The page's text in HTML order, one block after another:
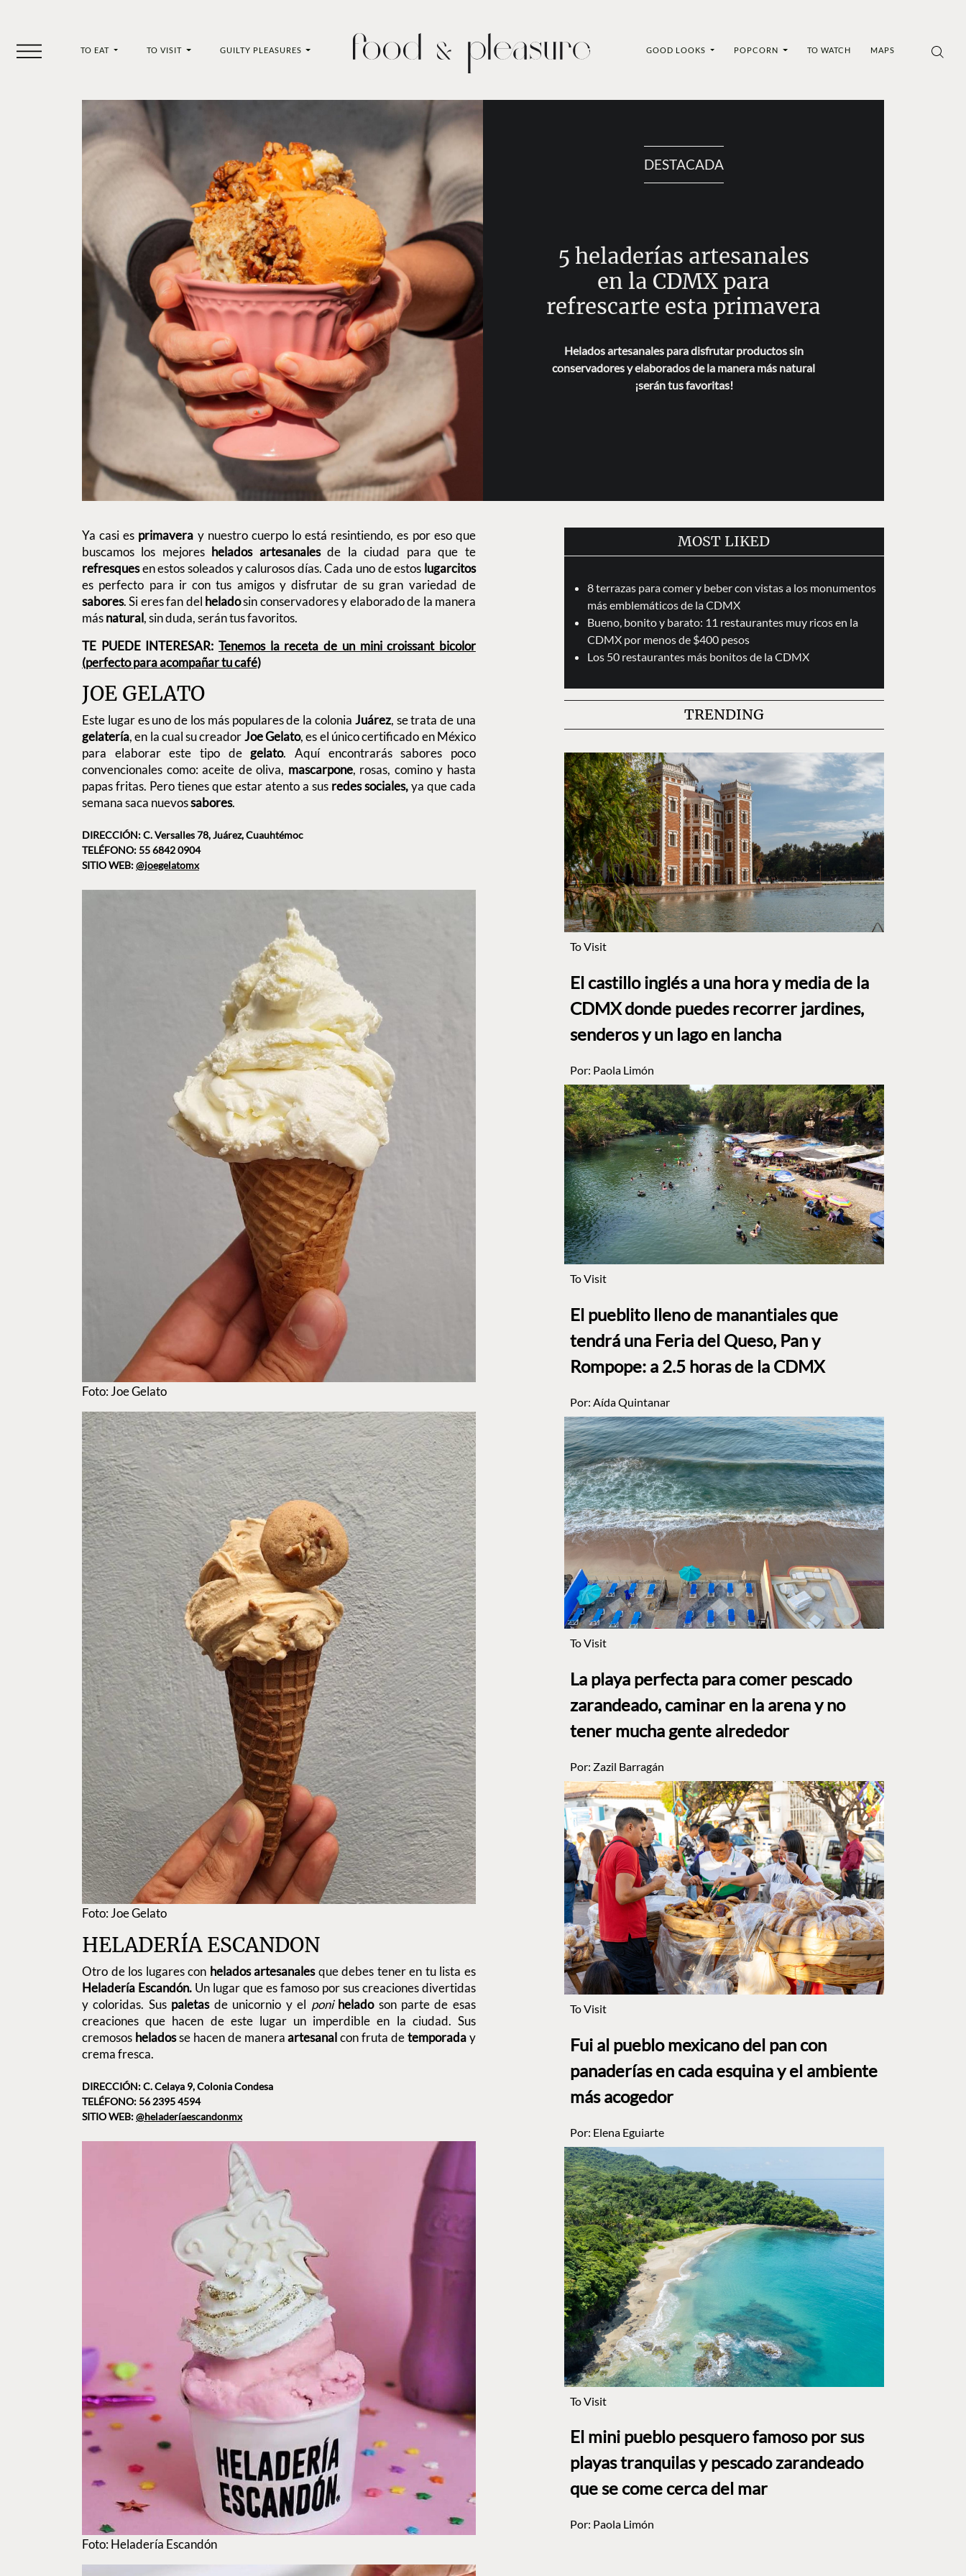
TO EAT TO VISIT GUILTY PLEASURES GOOD LOOKS POPCORN TO WATCH MAPS
DESTACADA
5 heladerías artesanales
en la CDMX para
refrescarte esta primavera
Helados artesanales para disfrutar productos sin
conservadores y elaborados de la manera más natural
¡serán tus favoritas!
Ya casi es primavera y nuestro cuerpo lo está resintiendo, es por eso que
buscamos los mejores helados artesanalesde la ciudad para que te
refresquesen estos soleados y calurosos días. Cada uno de estos lugarcitos
es perfecto para ir con tus amigos y disfrutar de su gran variedad de
sabores. Si eres fan del heladosin conservadores y elaborado de la manera
másnatural, sin duda, serán tus favoritos.
TE PUEDE INTERESAR:Tenemos la receta de un mini croissant bicolor
(perfecto para acompañar tu café)
JOE GELATO
Este lugar es uno de los más populares de la colonia Juárez, se trata de una
gelatería, en la cual su creadorJoe Gelato, es el único certificado en México
para elaborar este tipo de gelato. Aquí encontrarás sabores poco
convencionales como: aceite de oliva, mascarpone, rosas, comino y hasta
papas fritas. Pero tienes que estar atento a sus redes sociales,ya que cada
semana saca nuevossabores.
DIRECCIÓN: C. Versalles 78, Juárez, Cuauhtémoc
TELÉFONO: 55 6842 0904
SITIO WEB:@joegelatomx
Foto: Joe Gelato
Foto: Joe Gelato
HELADERÍA ESCANDON
Otro de los lugares con helados artesanalesque debes tener en tu lista es
Heladería Escandón. Un lugar que es famoso por sus creaciones divertidas
y coloridas. Sus paletas de unicornio y el poni helado son parte de esas
creaciones que hacen de este lugar un imperdible en la ciudad. Sus
cremosos heladosse hacen de maneraartesanalcon fruta detemporaday
crema fresca.
DIRECCIÓN: C. Celaya 9, Colonia Condesa
TELÉFONO: 56 2395 4594
SITIO WEB:@heladeríaescandonmx
Foto: Heladería Escandón
MOST LIKED
8 terrazas para comer y beber con vistas a los monumentos
más emblemáticos de la CDMX
Bueno, bonito y barato: 11 restaurantes muy ricos en la
CDMX por menos de $400 pesos
Los 50 restaurantes más bonitos de la CDMX
TRENDING
To Visit
El castillo inglés a una hora y media de la
CDMX donde puedes recorrer jardines,
senderos y un lago en lancha
Por: Paola Limón
To Visit
El pueblito lleno de manantiales que
tendrá una Feria del Queso, Pan y
Rompope: a 2.5 horas de la CDMX
Por: Aída Quintanar
To Visit
La playa perfecta para comer pescado
zarandeado, caminar en la arena y no
tener mucha gente alrededor
Por: Zazil Barragán
To Visit
Fui al pueblo mexicano del pan con
panaderías en cada esquina y el ambiente
más acogedor
Por: Elena Eguiarte
To Visit
El mini pueblo pesquero famoso por sus
playas tranquilas y pescado zarandeado
que se come cerca del mar
Por: Paola Limón